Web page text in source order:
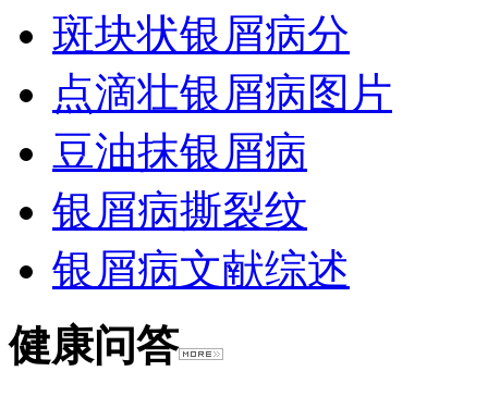
斑块状银屑病分
点滴壮银屑病图片
豆油抹银屑病
银屑病撕裂纹
银屑病文献综述
健康问答